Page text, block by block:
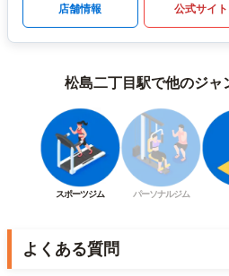
店舗情報 公式サイト
松島二丁目駅で他のジャ
スポーツジム パーソナルジム
よくある質問